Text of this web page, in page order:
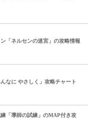
「ネルセンの迷宮」の攻略情報
なに やさしく」攻略チャート
「導師の試練」のMAP付き攻